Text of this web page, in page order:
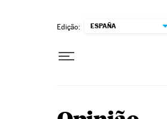
Edição: ESPAÑA